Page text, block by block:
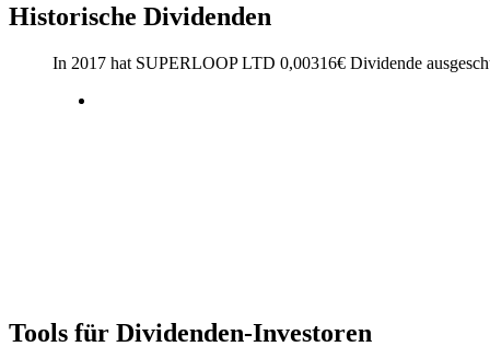
Historische Dividenden
In 2017 hat SUPERLOOP LTD 0,00316€ Dividende
Tools für Dividenden-Investoren